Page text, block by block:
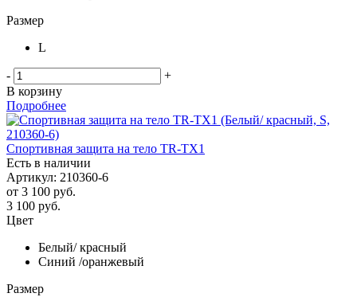
Размер
L
-
+
В корзину
Подробнее
Спортивная защита на тело TR-TX1
Есть в наличии
Артикул: 210360-6
от 3 100 руб.
3 100 руб.
Цвет
Белый/ красный
Синий /оранжевый
Размер